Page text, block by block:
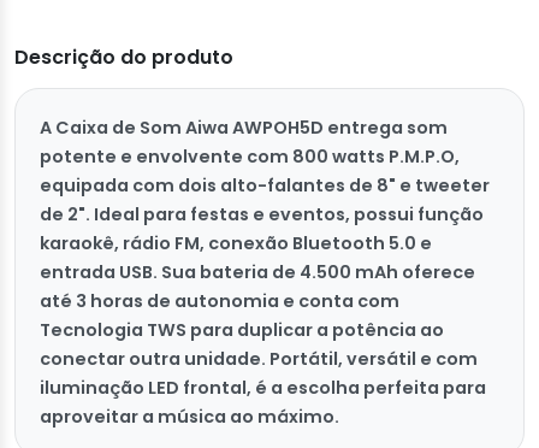
Descrição do produto
A Caixa de Som Aiwa AWPOH5D entrega som
potente e envolvente com 800 watts P.M.P.O,
equipada com dois alto-falantes de 8" e tweeter
de 2". Ideal para festas e eventos, possui função
karaokê, rádio FM, conexão Bluetooth 5.0 e
entrada USB. Sua bateria de 4.500 mAh oferece
até 3 horas de autonomia e conta com
Tecnologia TWS para duplicar a potência ao
conectar outra unidade. Portátil, versátil e com
iluminação LED frontal, é a escolha perfeita para
aproveitar a música ao máximo.